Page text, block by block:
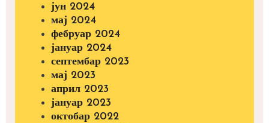
јун 2024
мај 2024
фебруар 2024
јануар 2024
септембар 2023
мај 2023
април 2023
јануар 2023
октобар 2022